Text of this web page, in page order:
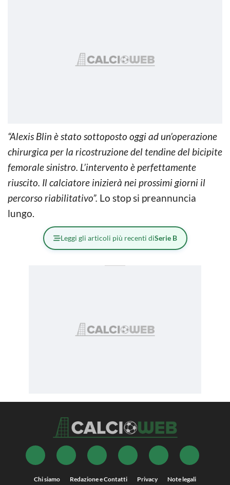
“Alexis Blin è stato sottoposto oggi ad un’operazione
chirurgica per la ricostruzione del tendine del bicipite
femorale sinistro. L’intervento è perfettamente
riuscito. Il calciatore inizierà nei prossimi giorni il
percorso riabilitativo”. Lo stop si preannuncia
lungo.
Leggi gli articoli più recenti diSerie B
Chi siamo Redazione e Contatti Privacy Note legali